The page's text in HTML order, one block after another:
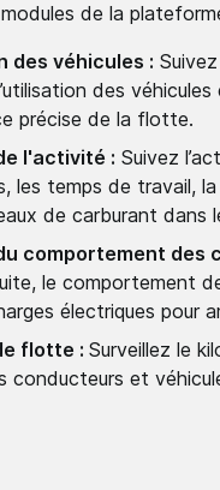
de la
des véhicules :
des
précise de la flotte.
l'activité : Suivez
les temps de travail,
de carburant dans
comportement des
le comportement
électriques pour
flotte :Surveillez le
conducteurs et